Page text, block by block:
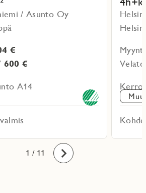
/ Asunto Oy
€
600 €
A14
1
2
3
4
5
6
7
8
9
10
11 / 11 Eteenpäin